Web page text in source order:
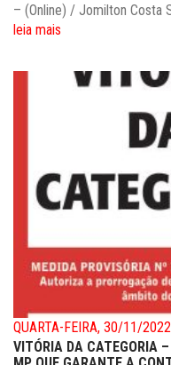
– (Online) / Jomilton Costa
leia mais
QUARTA-FEIRA, 30/11/2022
VITÓRIA DA CATEGORIA